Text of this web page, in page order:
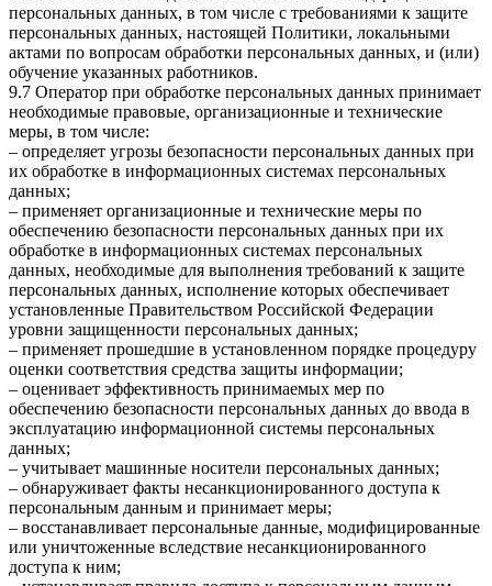
персональных данных, в том числе с требованиями к защите
персональных данных, настоящей Политики, локальными
актами по вопросам обработки персональных данных, и (или)
обучение указанных работников.
9.7 Оператор при обработке персональных данных принимает
необходимые правовые, организационные и технические
меры, в том числе:
– определяет угрозы безопасности персональных данных при
их обработке в информационных системах персональных
данных;
– применяет организационные и технические меры по
обеспечению безопасности персональных данных при их
обработке в информационных системах персональных
данных, необходимые для выполнения требований к защите
персональных данных, исполнение которых обеспечивает
установленные Правительством Российской Федерации
уровни защищенности персональных данных;
– применяет прошедшие в установленном порядке процедуру
оценки соответствия средства защиты информации;
– оценивает эффективность принимаемых мер по
обеспечению безопасности персональных данных до ввода в
эксплуатацию информационной системы персональных
данных;
– учитывает машинные носители персональных данных;
– обнаруживает факты несанкционированного доступа к
персональным данным и принимает меры;
– восстанавливает персональные данные, модифицированные
или уничтоженные вследствие несанкционированного
доступа к ним;